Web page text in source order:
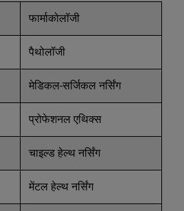
फार्माकोलॉजी
पैथोलॉजी
मेडिकल-सर्जिकल नर्सिंग
प्रोफेशनल एथिक्स
चाइल्ड हेल्थ नर्सिंग
मेंटल हेल्थ नर्सिंग